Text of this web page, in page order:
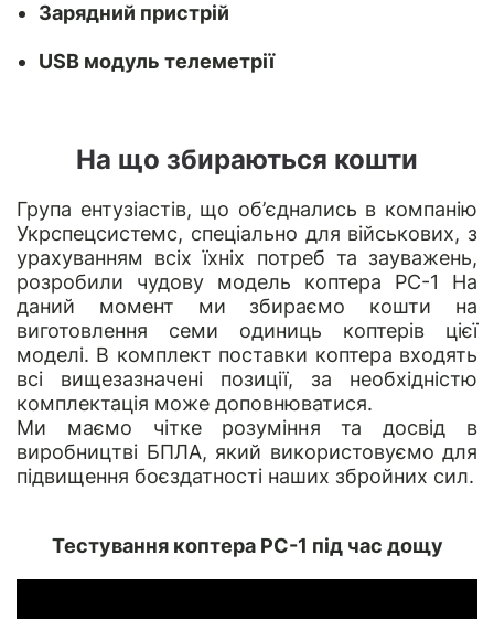
Зарядний пристрій
USB модуль телеметрії
На що збираються кошти
Група ентузіастів, що об’єднались в компанію
Укрспецсистемс, спеціально для військових, з
урахуванням всіх їхніх потреб та зауважень,
розробили чудову модель коптера РС-1 На
даний момент ми збираємо кошти на
виготовлення семи одиниць коптерів цієї
моделі. В комплект поставки коптера входять
всі вищезазначені позиції, за необхідністю
комплектація може доповнюватися.
Ми маємо чітке розуміння та досвід в
виробництві БПЛА, який використовуємо для
підвищення боєздатності наших збройних сил.
Тестування коптера PC-1 під час дощу